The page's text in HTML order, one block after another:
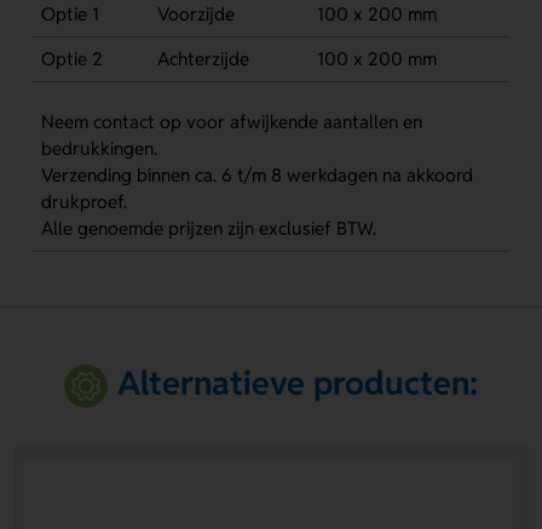
Optie 1
Voorzijde
100 x 200 mm
Optie 2
Achterzijde 100 x 200 mm
Neem contact op voor afwijkende aantallen en
bedrukkingen.
Verzending binnen ca. 6 t/m 8 werkdagen na akkoord
drukproef.
Alle genoemde prijzen zijn exclusief BTW.
Alternatieve producten: